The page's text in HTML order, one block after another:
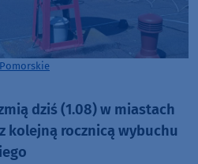
dziś (1.08) w miastach
kolejną rocznicą wybuchu